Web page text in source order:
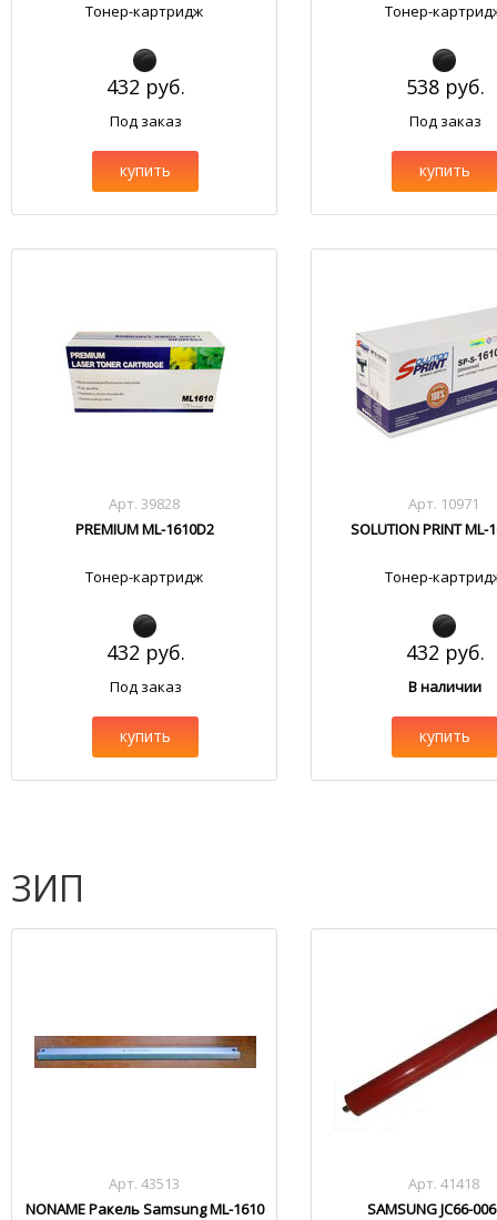
Тонер-картридж
432 руб.
Под заказ
купить
Тонер-
538 руб.
Под заказ
купить
Арт. 39828
PREMIUM ML-1610D2
Тонер-картридж
432 руб.
Под заказ
купить
Арт. 10971
SOLUTION PRINT ML-
Тонер-
432 руб.
В наличии
купить
ЗИП
Арт. 43513
NONAME Ракель Samsung ML-1610
Арт. 41418
SAMSUNG JC66-